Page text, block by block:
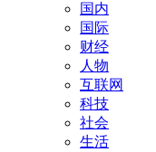
国内
国际
财经
人物
互联网
科技
社会
生活